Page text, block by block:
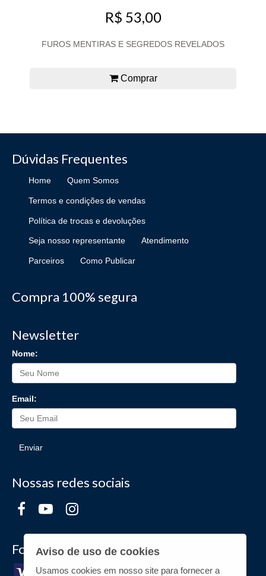
R$ 53,00
FUROS MENTIRAS E SEGREDOS REVELADOS
Comprar
Dúvidas Frequentes
Home Quem Somos
Termos e condições de vendas
Política de trocas e devoluções
Seja nosso representante Atendimento
Parceiros Como Publicar
Compra 100% segura
Newsletter
Nome:
Email:
Enviar
Nossas redes sociais
Formas de Pagamento
Aviso de uso de cookies
Usamos cookies em nosso site para fornecer a